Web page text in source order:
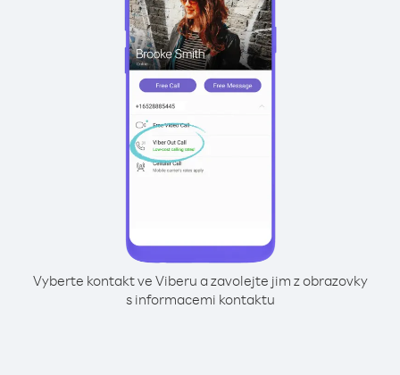
Vyberte kontakt ve Viberu a zavolejte jim z obrazovky
s informacemi kontaktu